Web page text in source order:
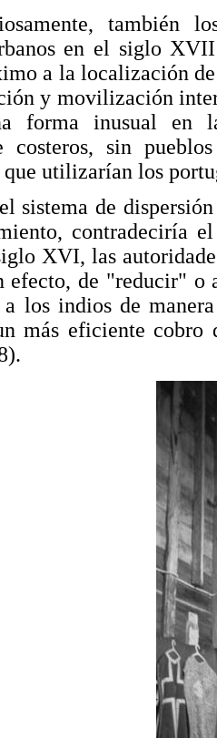
también
en el siglo
a la localización
y movilización
forma inusual en
costeros, sin
que utilizarían los
sistema de
contradeciría
XVI, las
efecto, de "reducir"
los indios de
más eficiente